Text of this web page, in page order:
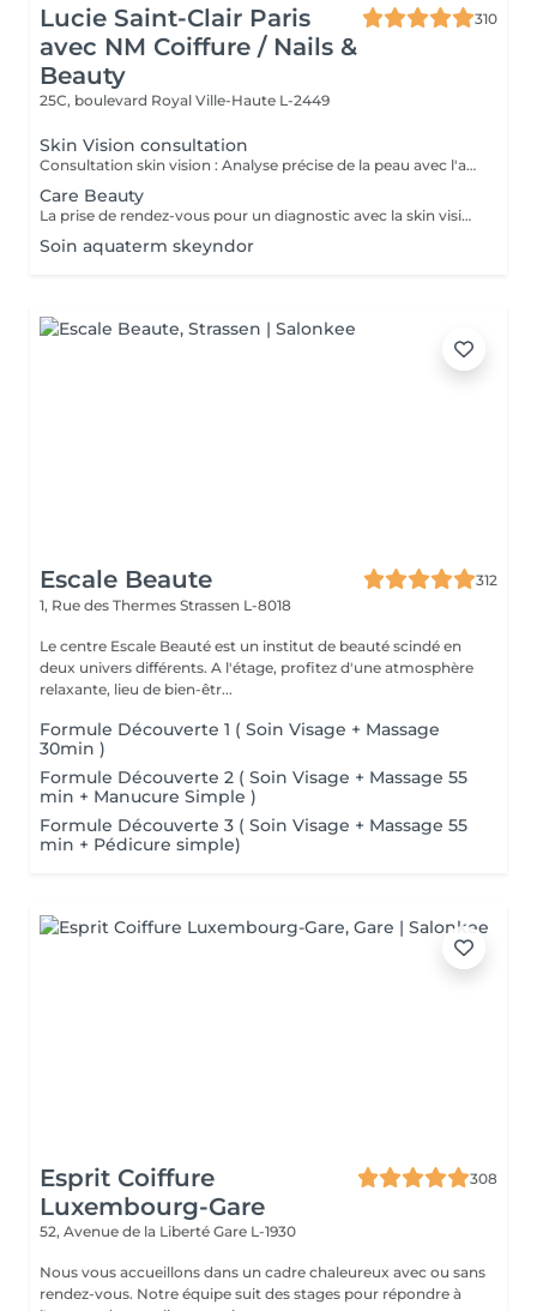
Lucie Saint-Clair Paris
avec NM Coiffure / Nails &
Beauty
310
25C, boulevard Royal Ville-Haute L-2449
Skin Vision consultation
Consultation skin vision : Analyse précise de la peau avec l'appareil EF Skin Vision. Chaque peaux étant uniques, nous analysons l'ensemble des besoins de votre peau en apportant un diagnostic personnalisé. L'appareil de diagnostic effectue une analyse complète en se basant sur neuf paramètres spécifiques en déterminant l'identité de votre peau. La prise de rendez-vous pour un diagnostic avec la skin vision est obligatoire et gratuite avant la réalisation des protocoles Care.
Care Beauty
La prise de rendez-vous pour un diagnostic avec la skin vision est obligatoire et gratuite avant la réalisation de tous protocoles Care. - Soin Advanced clean Care : Votre peau est nettoyée en profondeur grâce à l'Ultra Scrubbeur. Ce soin permet d'éliminer les cellules mortes de la peau, les tâches pigmentaires et les toxines. Il stimule les cellules de la peau et améliore la texture de celle-ci. - Soin Expert : Le soin Expert est un soin manuel aux produits très actifs qui rendent le soin très efficace. Nous travaillerons en profondeur, pour répondre aux besoins spécifiques de votre peau. - Soin Advanced Glow : Soin visage oxygénant qui redonne de l'éclat eaux peaux les plus ternes. La peau est parfaitement nettoyé, le teint est ravivé par une double exfoliation. Elle est plus lisse et rayonnante grâce à l'Oxy-Booster. - Soin Advanced Youth : Association de deux technologies (l'Utra Scrubbeur et l'Oxy Booster) qui vont nous permettre de désintoxiquer et d'uniformiser votre teint. Votre peau est ravivée. - Soin Advanced anti-aging : Soin associant 2 technologies qui travaillent en symbiose et en profondeur (Sono Lifteur et l'Oxy Booster) sur les peaux fatiguées. Il permet de lutter contre les rides, le relâchement cutané et pour nos plus jeunes les cicatrices d'acné. - Soin High-tech : Ce soin exclusif réuni 4 technologies de pointes pour un résultat 100% efficace et sur mesure. Avec l'Ultra Scrubbeur les toxines sont éliminées, les tâches pigmentaires atténuées. Votre texture de peau est améliorée grâce à la stimulation du renouvellement cellulaire. Les principes actifs des produits pénètrent profondément grâce au Sono Lifteur. Celui-ci permet également d'agir sur les cicatrices d'acné. Le relâchement de la peau est atténué, l'ovale du visage est redessiné grâce au RF Tightener. L'Oxy Boosteur diminue les signes de fatigue de votre visage et du contour des yeux pour un effet lumineux. Le visage est visiblement plus jeune. La peau est plus ferme, plus lisse, plus rebondie. - Soin Eye Lift / soin des yeux : Soin intensif du contour des yeux. Le soin Eye Lift associé à un massage très efficace des points de pression permet d'atténuer poches et cernes. Vos rides sont lissées. Le regard est éclatant et les traces de fatigue sont éliminées.
Soin aquaterm skeyndor
Escale Beaute
312
1, Rue des Thermes Strassen L-8018
Le centre Escale Beauté est un institut de beauté scindé en
deux univers différents. A l'étage, profitez d'une atmosphère
relaxante, lieu de bien-êtr...
Formule Découverte 1 ( Soin Visage + Massage
30min )
Formule Découverte 2 ( Soin Visage + Massage 55
min + Manucure Simple )
Formule Découverte 3 ( Soin Visage + Massage 55
min + Pédicure simple)
Esprit Coiffure
Luxembourg-Gare
308
52, Avenue de la Liberté Gare L-1930
Nous vous accueillons dans un cadre chaleureux avec ou sans
rendez-vous. Notre équipe suit des stages pour répondre à